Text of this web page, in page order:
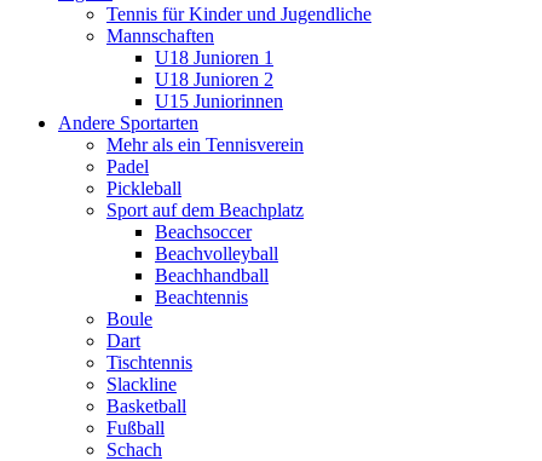
Tennis für Kinder und Jugendliche
Mannschaften
U18 Junioren 1
U18 Junioren 2
U15 Juniorinnen
Andere Sportarten
Mehr als ein Tennisverein
Padel
Pickleball
Sport auf dem Beachplatz
Beachsoccer
Beachvolleyball
Beachhandball
Beachtennis
Boule
Dart
Tischtennis
Slackline
Basketball
Fußball
Schach